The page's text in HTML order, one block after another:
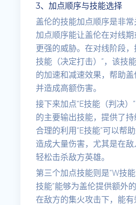
3、加点顺序与技能选择
盖伦的技能加点顺序是非
加点顺序能让盖伦在对线
更强的威胁。在对线阶段，
技能（决定打击）”，该技
的加速和减速效果，帮助
并造成高额伤害。
接下来加点“E技能（判决）
的主要输出技能，提供了持
合理的利用“E技能”可以帮
造成大量伤害，尤其是在
轻松击杀敌方英雄。
第三个加点技能则是“W技
技能”能够为盖伦提供额外
在敌方的集火攻击下，能